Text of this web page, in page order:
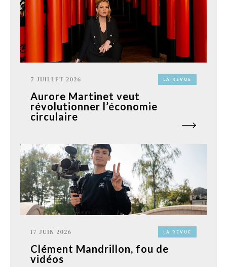
7 JUILLET 2026 LA REVUE
Aurore Martinet veut
révolutionner l’économie
circulaire
17 JUIN 2026 LA REVUE
Clément Mandrillon, fou de
vidéos